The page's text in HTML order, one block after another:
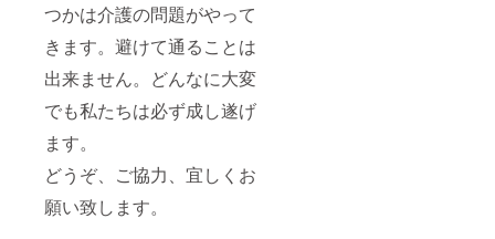
つかは介護の問題がやって
きます。避けて通ることは
出来ません。どんなに大変
でも私たちは必ず成し遂げ
ます。
どうぞ、ご協力、宜しくお
願い致します。